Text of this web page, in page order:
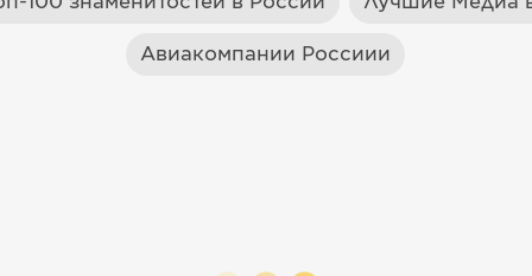
Авиакомпании Россиии